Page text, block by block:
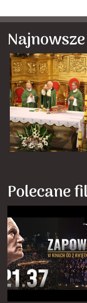
Polecane